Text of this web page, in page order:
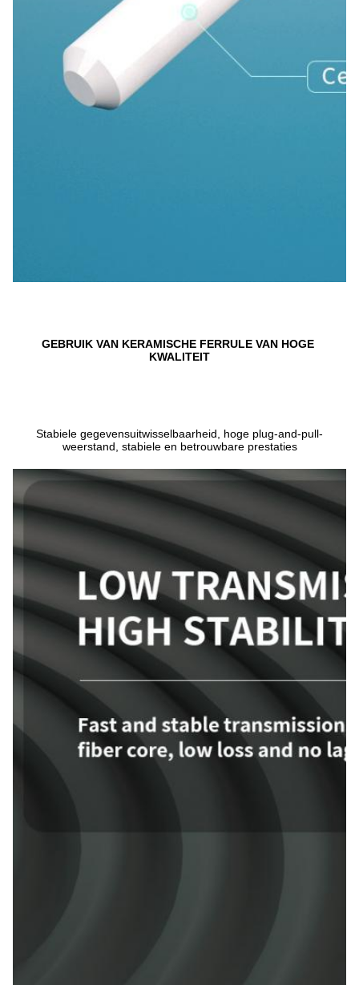
GEBRUIK VAN KERAMISCHE FERRULE VAN HOGE
KWALITEIT
Stabiele gegevensuitwisselbaarheid, hoge plug-and-pull-
weerstand, stabiele en betrouwbare prestaties